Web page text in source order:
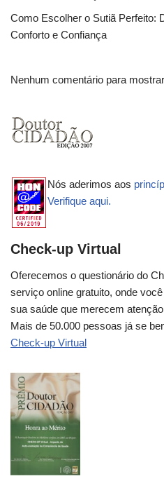
Como Escolher o Sutiã Perfeito:
Conforto e Confiança
Nenhum comentário para
Nós aderimos aos
Verifique aqui.
Check-up Virtual
Oferecemos o questionário do
serviço online gratuito, onde
sua saúde que merecem
Mais de 50.000 pessoas já se
Check-up Virtual